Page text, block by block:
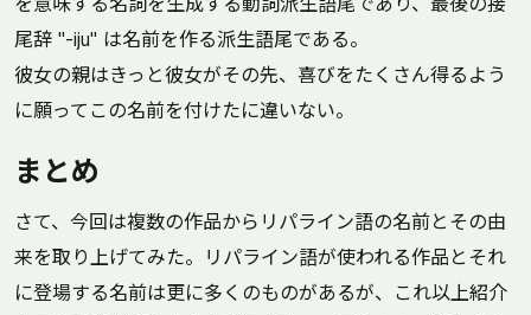
尾辞 "-iju" は名前を作る派生語尾である。
彼女の親はきっと彼女がその先、喜びをたくさん得るよう
に願ってこの名前を付けたに違いない。
まとめ
さて、今回は複数の作品からリパライン語の名前とその由
来を取り上げてみた。リパライン語が使われる作品とそれ
に登場する名前は更に多くのものがあるが、これ以上紹介